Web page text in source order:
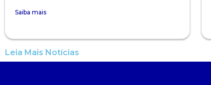
Saiba mais
Leia Mais Notícias
Odontologia
Plano de Ensino
Programa de Monitoria